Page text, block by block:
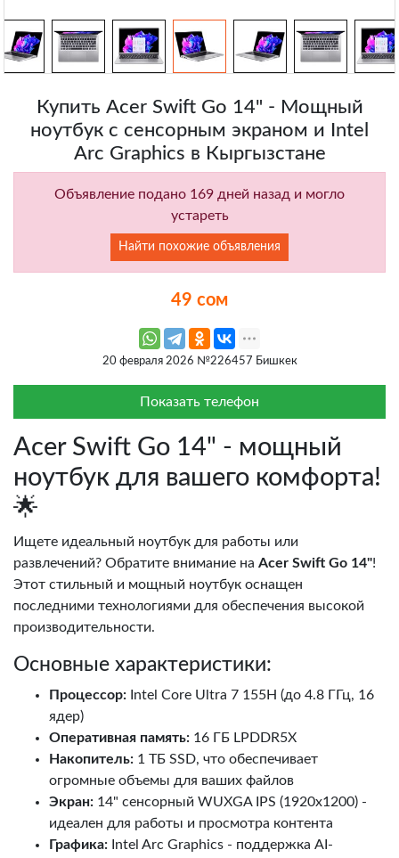
Купить Acer Swift Go 14" - Мощный
ноутбук с сенсорным экраном и Intel
Arc Graphics в Кыргызстане
Объявление подано 169 дней назад и могло
устареть
Найти похожие объявления
49 сом
20 февраля 2026 №226457 Бишкек
Показать телефон
Acer Swift Go 14" - мощный
ноутбук для вашего комфорта!
🌟
Ищете идеальный ноутбук для работы или
развлечений? Обратите внимание на Acer Swift Go 14"!
Этот стильный и мощный ноутбук оснащен
последними технологиями для обеспечения высокой
производительности.
Основные характеристики:
Процессор: Intel Core Ultra 7 155H (до 4.8 ГГц, 16
ядер)
Оперативная память: 16 ГБ LPDDR5X
Накопитель: 1 ТБ SSD, что обеспечивает
огромные объемы для ваших файлов
Экран: 14" сенсорный WUXGA IPS (1920x1200) -
идеален для работы и просмотра контента
Графика: Intel Arc Graphics - поддержка AI-